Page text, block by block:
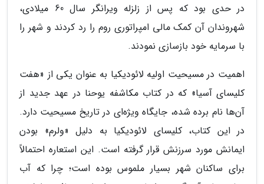
در حدی بود که پس از زلزله ویرانگر سال 60 میلادی،
شهروندان آن کمک مالی امپراتوری روم را رد کردند و شهر را
با سرمایه خود بازسازی نمودند.
اهمیت در مسیحیت اولیه لائودیکیا به عنوان یکی از «هفت
کلیسای آسیا» که در کتاب مکاشفه یوحنا در عهد جدید از
آن‌ها نام برده شده، جایگاه ویژه‌ای در تاریخ مسیحیت دارد.
در این کتاب، کلیسای لائودیکیا به دلیل «ولرم» بودن
ایمانش مورد سرزنش قرار گرفته است. این استعاره احتمالاً
برای ساکنان شهر بسیار ملموس بوده است؛ چرا که آب